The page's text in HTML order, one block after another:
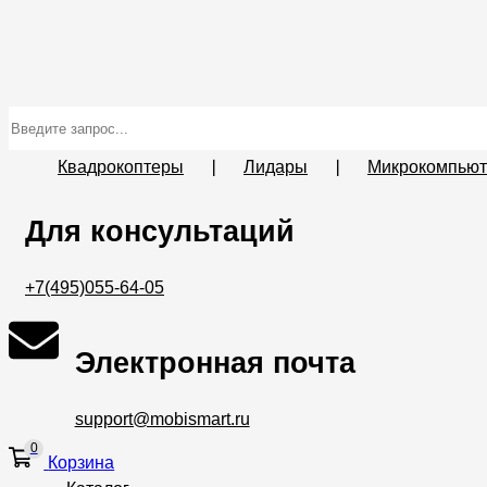
Квадрокоптеры Лидары
Для консультаций
+7(495)055-64-05
Электронная почта
support@mobismart.ru
0
Корзина